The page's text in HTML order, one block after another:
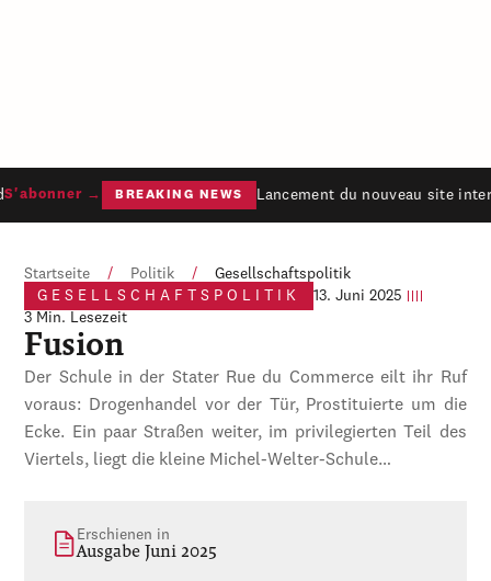
→ BREAKING NEWS Lancement du nouveau site
Startseite / Politik /
Gesellschaftspolitik
GESELLSCHAFTSPOLITIK
13. Juni 2025
3 Min. Lesezeit
Fusion
Der Schule in der Stater Rue du Commerce eilt ihr Ruf
voraus: Drogenhandel vor der Tür, Prostituierte um die
Ecke. Ein paar Straßen weiter, im privilegierten Teil des
Viertels, liegt die kleine Michel-Welter-Schule…
Erschienen in
Ausgabe Juni 2025